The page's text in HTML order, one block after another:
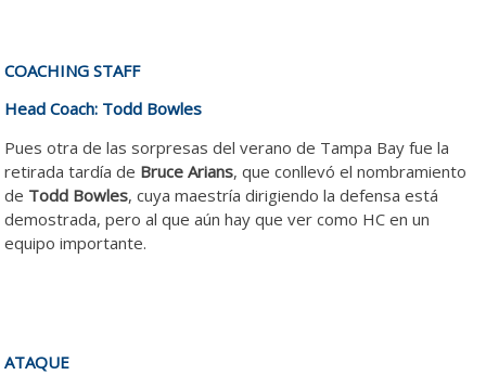
COACHING STAFF
Head Coach: Todd Bowles
Pues otra de las sorpresas del verano de Tampa Bay fue la
retirada tardía de Bruce Arians, que conllevó el nombramiento
de Todd Bowles, cuya maestría dirigiendo la defensa está
demostrada, pero al que aún hay que ver como HC en un
equipo importante.
ATAQUE